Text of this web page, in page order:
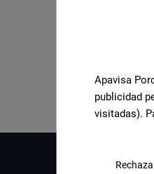
Apavisa
publicidad
visitadas).